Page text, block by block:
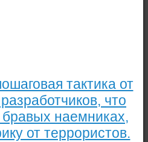
тактика от
что
наемниках,
от террористов.